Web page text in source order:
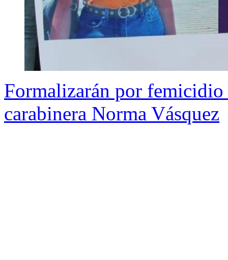
Formalizarán por
carabinera Norma Vásquez